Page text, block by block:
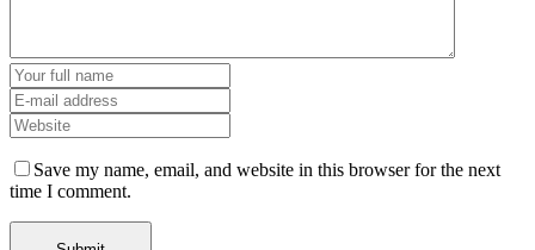
Save my name, email, and website in this browser for the next
time I comment.